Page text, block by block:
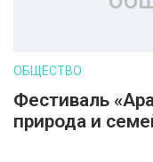
ОБЩЕСТВО
Фестиваль
природа и